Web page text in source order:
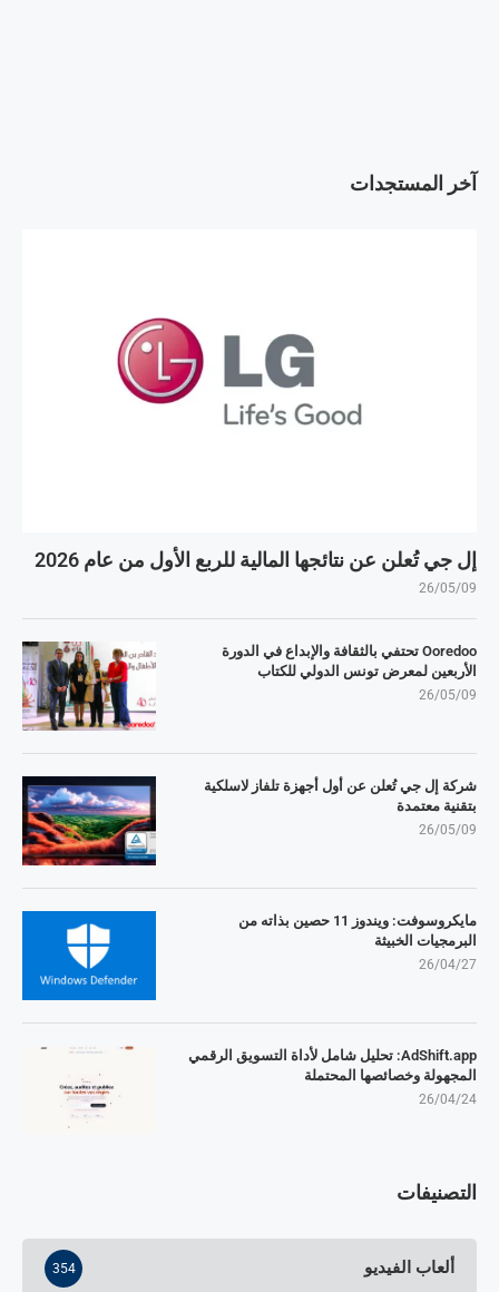
آخر المستجدات
إل جي تُعلن عن نتائجها المالية للربع الأول من عام 2026
26/05/09
Ooredoo تحتفي بالثقافة والإبداع في الدورة
الأربعين لمعرض تونس الدولي للكتاب
26/05/09
شركة إل جي تُعلن عن أول أجهزة تلفاز لاسلكية
بتقنية معتمدة
26/05/09
مايكروسوفت: ويندوز 11 حصين بذاته من
البرمجيات الخبيثة
26/04/27
AdShift.app: تحليل شامل لأداة التسويق الرقمي
المجهولة وخصائصها المحتملة
26/04/24
التصنيفات
ألعاب الفيديو 354